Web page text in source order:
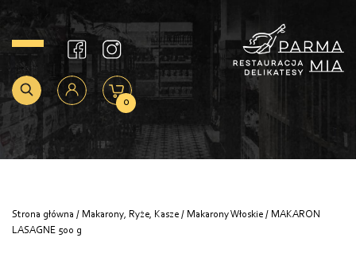
0
Strona główna / Makarony, Ryże, Kasze / Makarony Włoskie / MAKARON
LASAGNE 500 g